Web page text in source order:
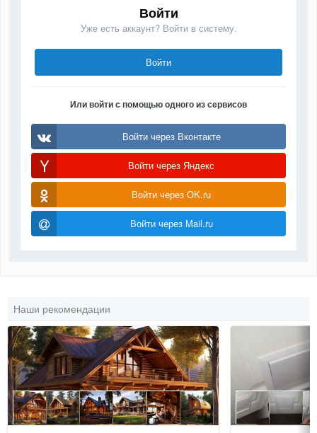
Войти
Уже есть аккаунт? Войти в систему.
Войти
Или войти с помощью одного из сервисов
Войти через Вконтакте
Войти через Яндекс
Войти через OK.ru
Войти через Mail.ru
Наши рекомендации